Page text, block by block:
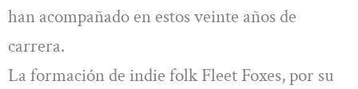
han acompañado en estos veinte años de
carrera.
La formación de indie folk Fleet Foxes, por su